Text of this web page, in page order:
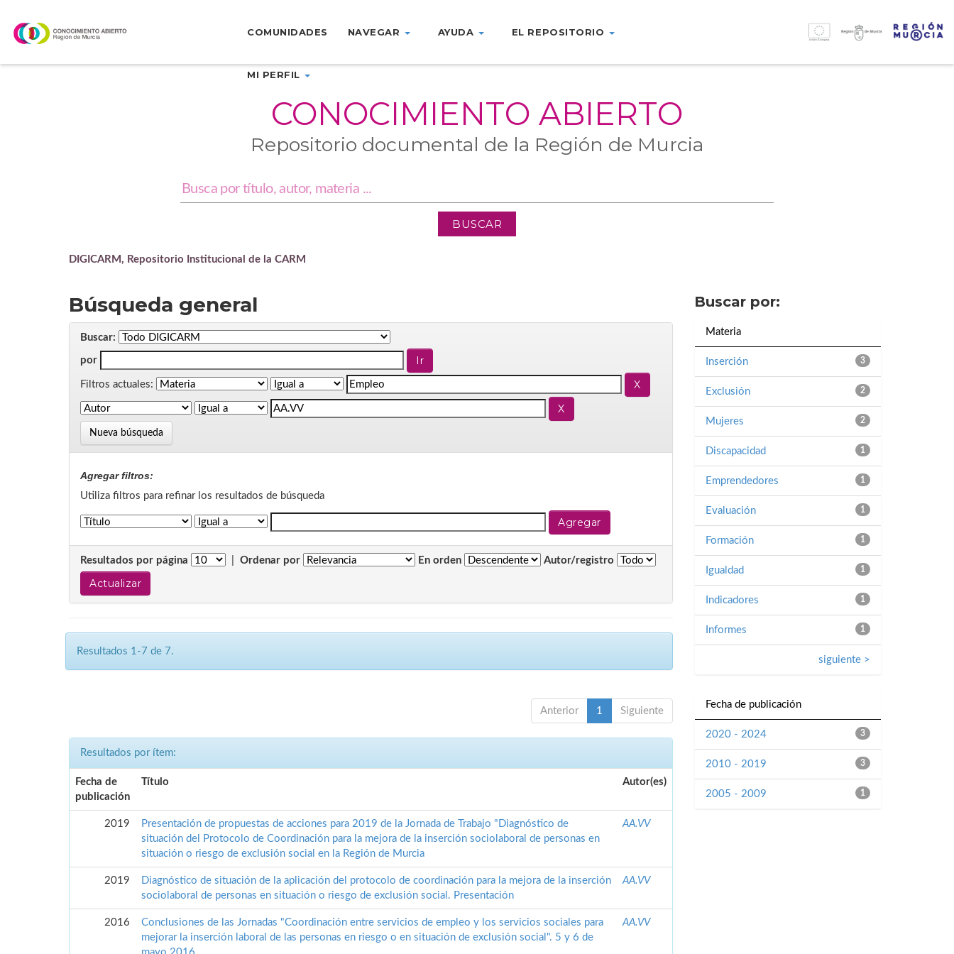
navigation
COMUNIDADES NAVEGAR AYUDA EL REPOSITORIO
MI PERFIL
CONOCIMIENTO ABIERTO
Repositorio documental de la Región de Murcia
DIGICARM, Repositorio Institucional de la CARM
Búsqueda general
Buscar:
por
Filtros actuales:
Nueva búsqueda
Agregar filtros:
Utiliza filtros para refinar los resultados de búsqueda
Resultados por página Ordenar por En orden Autor/registro
Resultados 1-7 de 7.
Anterior 1 Siguiente
Resultados por ítem:
Fecha de
publicación
Título Autor(es)
2019
Presentación de propuestas de acciones para 2019 de la Jornada de Trabajo "Diagnóstico de
situación del Protocolo de Coordinación para la mejora de la inserción sociolaboral de personas en
situación o riesgo de exclusión social en la Región de Murcia
AA.VV
2019
Diagnóstico de situación de la aplicación del protocolo de coordinación para la mejora de la inserción
sociolaboral de personas en situación o riesgo de exclusión social. Presentación
AA.VV
2016
Conclusiones de las Jornadas "Coordinación entre servicios de empleo y los servicios sociales para
mejorar la inserción laboral de las personas en riesgo o en situación de exclusión social". 5 y 6 de
AA.VV
Buscar por:
Materia
3
Inserción
2
Exclusión
2
Mujeres
1
Discapacidad
1
Emprendedores
1
Evaluación
1
Formación
1
Igualdad
1
Indicadores
1
Informes
siguiente >
Fecha de publicación
3
2020 - 2024
3
2010 - 2019
1
2005 - 2009